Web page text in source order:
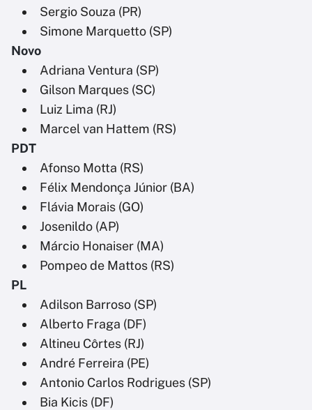
Sergio Souza (PR)
Simone Marquetto (SP)
Novo
Adriana Ventura (SP)
Gilson Marques (SC)
Luiz Lima (RJ)
Marcel van Hattem (RS)
PDT
Afonso Motta (RS)
Félix Mendonça Júnior (BA)
Flávia Morais (GO)
Josenildo (AP)
Márcio Honaiser (MA)
Pompeo de Mattos (RS)
PL
Adilson Barroso (SP)
Alberto Fraga (DF)
Altineu Côrtes (RJ)
André Ferreira (PE)
Antonio Carlos Rodrigues (SP)
Bia Kicis (DF)